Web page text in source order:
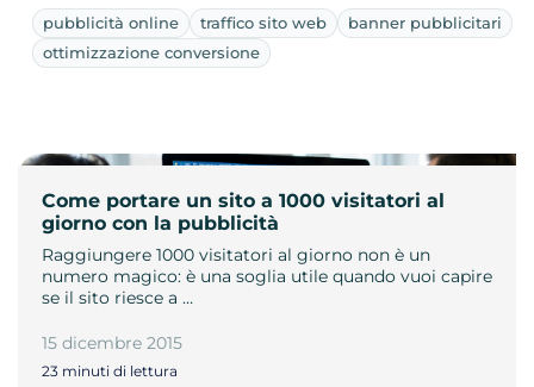
pubblicità online traffico sito web
banner pubblicitari
ottimizzazione conversione
Come portare un sito a 1000 visitatori al
giorno con la pubblicità
Raggiungere 1000 visitatori al giorno non è un
numero magico: è una soglia utile quando vuoi capire
se il sito riesce a …
15 dicembre 2015
23 minuti di lettura